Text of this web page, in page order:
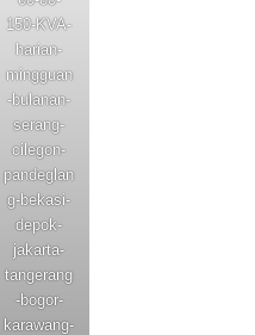
150-KVA-
harian-
mingguan
-bulanan-
serang-
cilegon-
pandeglan
g-bekasi-
depok-
jakarta-
tangerang
-bogor-
karawang-